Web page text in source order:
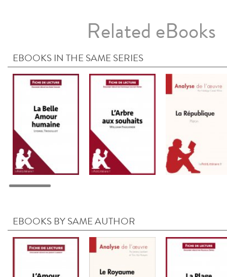
Related eBooks
EBOOKS IN THE SAME SERIES
EBOOKS BY SAME AUTHOR